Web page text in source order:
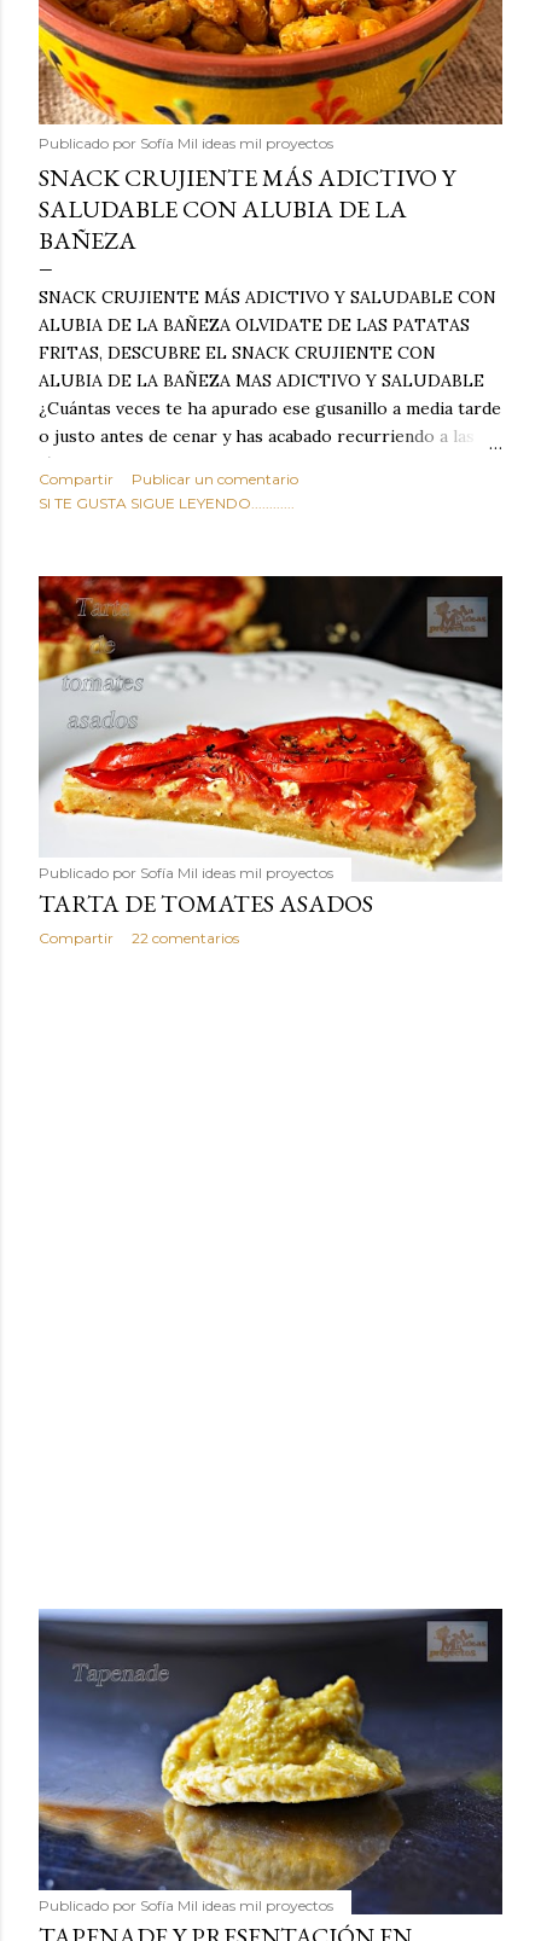
Publicado por Sofía Mil ideas mil proyectos
SNACK CRUJIENTE MÁS ADICTIVO Y
SALUDABLE CON ALUBIA DE LA
BAÑEZA
SNACK CRUJIENTE MÁS ADICTIVO Y SALUDABLE CON
ALUBIA DE LA BAÑEZA OLVIDATE DE LAS PATATAS
FRITAS, DESCUBRE EL SNACK CRUJIENTE CON
ALUBIA DE LA BAÑEZA MAS ADICTIVO Y SALUDABLE
¿Cuántas veces te ha apurado ese gusanillo a media tarde
o justo antes de cenar y has acabado recurriendo a las
típicas patatas de bolsa, frutos secos fritos o snacks
ultraprocesados llenos de grasas saturadas y sodio?
sabroso, con ese toque tostado y crujiente que tanto nos
satisface. Estas alubias crujientes al horno van a cambiar
por completo tu forma de ver las legumbres. Olvídate de
asociar las alubias únicamente a los guisos tradicionales y
copiosos de invierno. Con esta receta simple pero
revolucionaria, transformaremos un ingrediente tan
humilde como la alubia de La Bañeza en un snack ligero,
dorado, cargado de proteína y 100% natural. Es el
sustituto perfecto a los frutos se...
Compartir
Publicar un comentario
SI TE GUSTA SIGUE LEYENDO............
Publicado por Sofía Mil ideas mil proyectos
TARTA DE TOMATES ASADOS
Compartir 22 comentarios
Publicado por Sofía Mil ideas mil proyectos